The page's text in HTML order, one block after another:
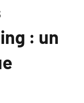
: un